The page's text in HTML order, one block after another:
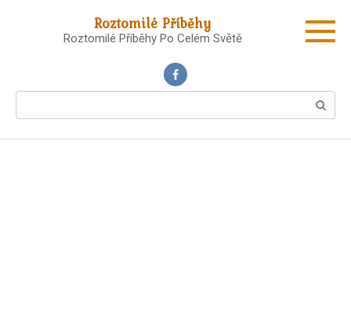
Roztomilé Příběhy
Roztomilé Příběhy Po Celém Světě